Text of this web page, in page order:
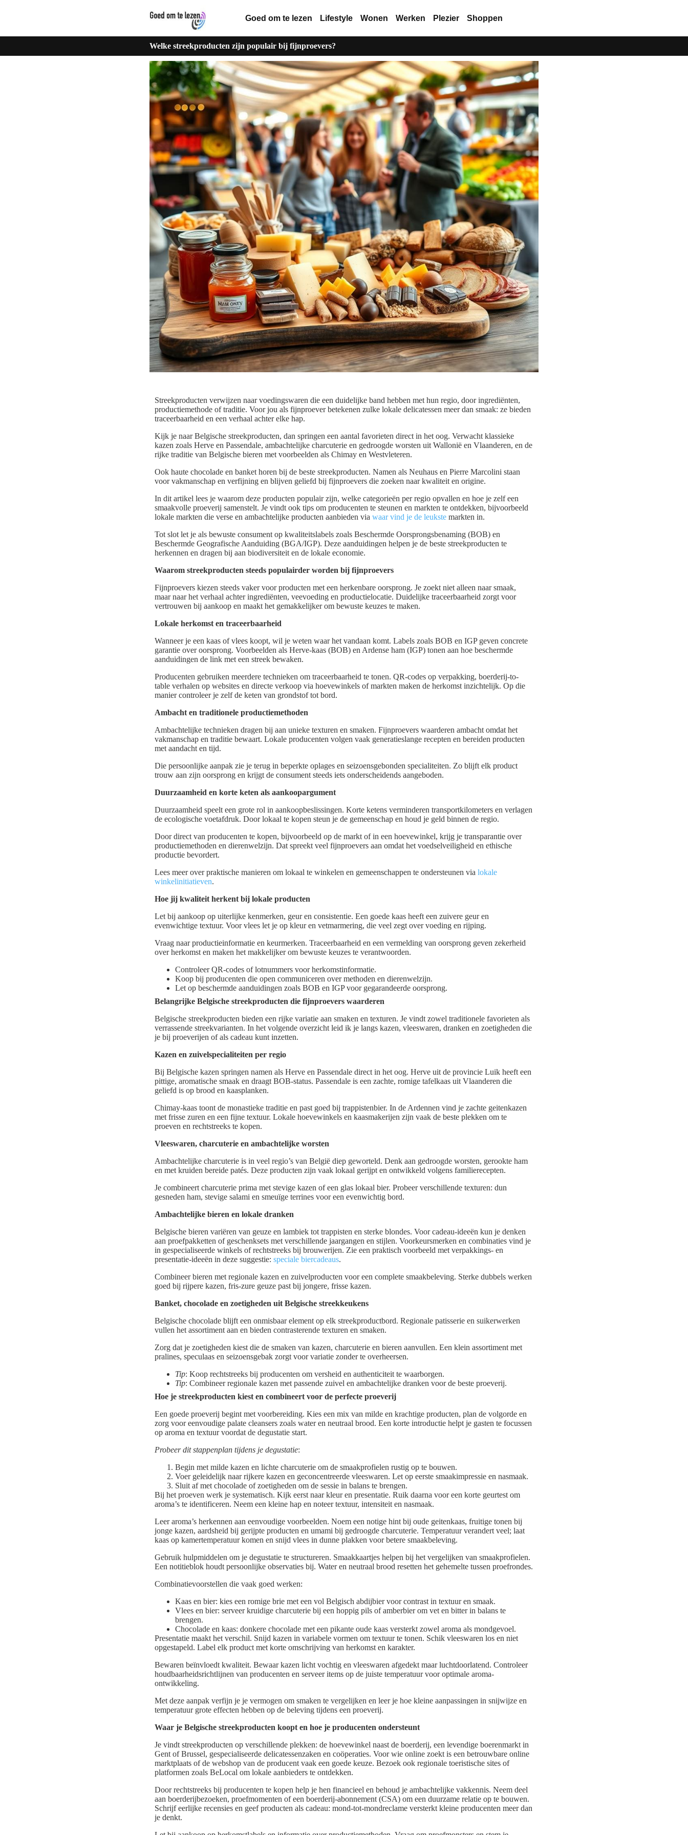
Goed om te lezen Lifestyle Wonen Werken Plezier Shoppen
Welke streekproducten zijn populair bij fijnproevers?
Streekproducten verwijzen naar voedingswaren die een duidelijke band hebben met hun regio, door ingrediënten,
productiemethode of traditie. Voor jou als fijnproever betekenen zulke lokale delicatessen meer dan smaak: ze bieden
traceerbaarheid en een verhaal achter elke hap.
Kijk je naar Belgische streekproducten, dan springen een aantal favorieten direct in het oog. Verwacht klassieke
kazen zoals Herve en Passendale, ambachtelijke charcuterie en gedroogde worsten uit Wallonië en Vlaanderen, en de
rijke traditie van Belgische bieren met voorbeelden als Chimay en Westvleteren.
Ook haute chocolade en banket horen bij de beste streekproducten. Namen als Neuhaus en Pierre Marcolini staan
voor vakmanschap en verfijning en blijven geliefd bij fijnproevers die zoeken naar kwaliteit en origine.
In dit artikel lees je waarom deze producten populair zijn, welke categorieën per regio opvallen en hoe je zelf een
smaakvolle proeverij samenstelt. Je vindt ook tips om producenten te steunen en markten te ontdekken, bijvoorbeeld
lokale markten die verse en ambachtelijke producten aanbieden via waar vind je de leukste markten in.
Tot slot let je als bewuste consument op kwaliteitslabels zoals Beschermde Oorsprongsbenaming (BOB) en
Beschermde Geografische Aanduiding (BGA/IGP). Deze aanduidingen helpen je de beste streekproducten te
herkennen en dragen bij aan biodiversiteit en de lokale economie.
Waarom streekproducten steeds populairder worden bij fijnproevers
Fijnproevers kiezen steeds vaker voor producten met een herkenbare oorsprong. Je zoekt niet alleen naar smaak,
maar naar het verhaal achter ingrediënten, veevoeding en productielocatie. Duidelijke traceerbaarheid zorgt voor
vertrouwen bij aankoop en maakt het gemakkelijker om bewuste keuzes te maken.
Lokale herkomst en traceerbaarheid
Wanneer je een kaas of vlees koopt, wil je weten waar het vandaan komt. Labels zoals BOB en IGP geven concrete
garantie over oorsprong. Voorbeelden als Herve-kaas (BOB) en Ardense ham (IGP) tonen aan hoe beschermde
aanduidingen de link met een streek bewaken.
Producenten gebruiken meerdere technieken om traceerbaarheid te tonen. QR-codes op verpakking, boerderij-to-
table verhalen op websites en directe verkoop via hoevewinkels of markten maken de herkomst inzichtelijk. Op die
manier controleer je zelf de keten van grondstof tot bord.
Ambacht en traditionele productiemethoden
Ambachtelijke technieken dragen bij aan unieke texturen en smaken. Fijnproevers waarderen ambacht omdat het
vakmanschap en traditie bewaart. Lokale producenten volgen vaak generatieslange recepten en bereiden producten
met aandacht en tijd.
Die persoonlijke aanpak zie je terug in beperkte oplages en seizoensgebonden specialiteiten. Zo blijft elk product
trouw aan zijn oorsprong en krijgt de consument steeds iets onderscheidends aangeboden.
Duurzaamheid en korte keten als aankoopargument
Duurzaamheid speelt een grote rol in aankoopbeslissingen. Korte ketens verminderen transportkilometers en verlagen
de ecologische voetafdruk. Door lokaal te kopen steun je de gemeenschap en houd je geld binnen de regio.
Door direct van producenten te kopen, bijvoorbeeld op de markt of in een hoevewinkel, krijg je transparantie over
productiemethoden en dierenwelzijn. Dat spreekt veel fijnproevers aan omdat het voedselveiligheid en ethische
productie bevordert.
Lees meer over praktische manieren om lokaal te winkelen en gemeenschappen te ondersteunen via lokale
winkelinitiatieven.
Hoe jij kwaliteit herkent bij lokale producten
Let bij aankoop op uiterlijke kenmerken, geur en consistentie. Een goede kaas heeft een zuivere geur en
evenwichtige textuur. Voor vlees let je op kleur en vetmarmering, die veel zegt over voeding en rijping.
Vraag naar productieinformatie en keurmerken. Traceerbaarheid en een vermelding van oorsprong geven zekerheid
over herkomst en maken het makkelijker om bewuste keuzes te verantwoorden.
Controleer QR-codes of lotnummers voor herkomstinformatie.
Koop bij producenten die open communiceren over methoden en dierenwelzijn.
Let op beschermde aanduidingen zoals BOB en IGP voor gegarandeerde oorsprong.
Belangrijke Belgische streekproducten die fijnproevers waarderen
Belgische streekproducten bieden een rijke variatie aan smaken en texturen. Je vindt zowel traditionele favorieten als
verrassende streekvarianten. In het volgende overzicht leid ik je langs kazen, vleeswaren, dranken en zoetigheden die
je bij proeverijen of als cadeau kunt inzetten.
Kazen en zuivelspecialiteiten per regio
Bij Belgische kazen springen namen als Herve en Passendale direct in het oog. Herve uit de provincie Luik heeft een
pittige, aromatische smaak en draagt BOB-status. Passendale is een zachte, romige tafelkaas uit Vlaanderen die
geliefd is op brood en kaasplanken.
Chimay-kaas toont de monastieke traditie en past goed bij trappistenbier. In de Ardennen vind je zachte geitenkazen
met frisse zuren en een fijne textuur. Lokale hoevewinkels en kaasmakerijen zijn vaak de beste plekken om te
proeven en rechtstreeks te kopen.
Vleeswaren, charcuterie en ambachtelijke worsten
Ambachtelijke charcuterie is in veel regio’s van België diep geworteld. Denk aan gedroogde worsten, gerookte ham
en met kruiden bereide patés. Deze producten zijn vaak lokaal gerijpt en ontwikkeld volgens familie­recepten.
Je combineert charcuterie prima met stevige kazen of een glas lokaal bier. Probeer verschillende texturen: dun
gesneden ham, stevige salami en smeuïge terrines voor een evenwichtig bord.
Ambachtelijke bieren en lokale dranken
Belgische bieren variëren van geuze en lambiek tot trappisten en sterke blondes. Voor cadeau-ideeën kun je denken
aan proefpakketten of geschenksets met verschillende jaargangen en stijlen. Voorkeursmerken en combinaties vind je
in gespecialiseerde winkels of rechtstreeks bij brouwerijen. Zie een praktisch voorbeeld met verpakkings- en
presentatie-ideeën in deze suggestie: speciale biercadeaus.
Combineer bieren met regionale kazen en zuivelproducten voor een complete smaakbeleving. Sterke dubbels werken
goed bij rijpere kazen, fris‑zure geuze past bij jongere, frisse kazen.
Banket, chocolade en zoetigheden uit Belgische streekkeukens
Belgische chocolade blijft een onmisbaar element op elk streekproductbord. Regionale patisserie en suikerwerken
vullen het assortiment aan en bieden contrasterende texturen en smaken.
Zorg dat je zoetigheden kiest die de smaken van kazen, charcuterie en bieren aanvullen. Een klein assortiment met
pralines, speculaas en seizoensgebak zorgt voor variatie zonder te overheersen.
Tip: Koop rechtstreeks bij producenten om versheid en authenticiteit te waarborgen.
Tip: Combineer regionale kazen met passende zuivel en ambachtelijke dranken voor de beste proeverij.
Hoe je streekproducten kiest en combineert voor de perfecte proeverij
Een goede proeverij begint met voorbereiding. Kies een mix van milde en krachtige producten, plan de volgorde en
zorg voor eenvoudige palate cleansers zoals water en neutraal brood. Een korte introductie helpt je gasten te focussen
op aroma en textuur voordat de degustatie start.
Probeer dit stappenplan tijdens je degustatie:
Begin met milde kazen en lichte charcuterie om de smaakprofielen rustig op te bouwen.
Voer geleidelijk naar rijkere kazen en geconcentreerde vleeswaren. Let op eerste smaakimpressie en nasmaak.
Sluit af met chocolade of zoetigheden om de sessie in balans te brengen.
Bij het proeven werk je systematisch. Kijk eerst naar kleur en presentatie. Ruik daarna voor een korte geurtest om
aroma’s te identificeren. Neem een kleine hap en noteer textuur, intensiteit en nasmaak.
Leer aroma’s herkennen aan eenvoudige voorbeelden. Noem een notige hint bij oude geitenkaas, fruitige tonen bij
jonge kazen, aardsheid bij gerijpte producten en umami bij gedroogde charcuterie. Temperatuur verandert veel; laat
kaas op kamertemperatuur komen en snijd vlees in dunne plakken voor betere smaakbeleving.
Gebruik hulpmiddelen om je degustatie te structureren. Smaakkaartjes helpen bij het vergelijken van smaakprofielen.
Een notitieblok houdt persoonlijke observaties bij. Water en neutraal brood resetten het gehemelte tussen proefrondes.
Combinatievoorstellen die vaak goed werken:
Kaas en bier: kies een romige brie met een vol Belgisch abdijbier voor contrast in textuur en smaak.
Vlees en bier: serveer kruidige charcuterie bij een hoppig pils of amberbier om vet en bitter in balans te
brengen.
Chocolade en kaas: donkere chocolade met een pikante oude kaas versterkt zowel aroma als mondgevoel.
Presentatie maakt het verschil. Snijd kazen in variabele vormen om textuur te tonen. Schik vleeswaren los en niet
opgestapeld. Label elk product met korte omschrijving van herkomst en karakter.
Bewaren beïnvloedt kwaliteit. Bewaar kazen licht vochtig en vleeswaren afgedekt maar luchtdoorlatend. Controleer
houdbaarheidsrichtlijnen van producenten en serveer items op de juiste temperatuur voor optimale aroma-
ontwikkeling.
Met deze aanpak verfijn je je vermogen om smaken te vergelijken en leer je hoe kleine aanpassingen in snijwijze en
temperatuur grote effecten hebben op de beleving tijdens een proeverij.
Waar je Belgische streekproducten koopt en hoe je producenten ondersteunt
Je vindt streekproducten op verschillende plekken: de hoevewinkel naast de boerderij, een levendige boerenmarkt in
Gent of Brussel, gespecialiseerde delicatessenzaken en coöperaties. Voor wie online zoekt is een betrouwbare online
marktplaats of de webshop van de producent vaak een goede keuze. Bezoek ook regionale toeristische sites of
platformen zoals BeLocal om lokale aanbieders te ontdekken.
Door rechtstreeks bij producenten te kopen help je hen financieel en behoud je ambachtelijke vakkennis. Neem deel
aan boerderijbezoeken, proefmomenten of een boerderij-abonnement (CSA) om een duurzame relatie op te bouwen.
Schrijf eerlijke recensies en geef producten als cadeau: mond-tot-mondreclame versterkt kleine producenten meer dan
je denkt.